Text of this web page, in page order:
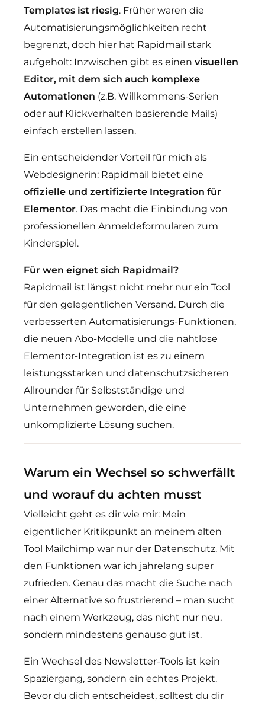
Templates ist riesig. Früher waren die
Automatisierungsmöglichkeiten recht
begrenzt, doch hier hat Rapidmail stark
aufgeholt: Inzwischen gibt es einen visuellen
Editor, mit dem sich auch komplexe
Automationen (z.B. Willkommens-Serien
oder auf Klickverhalten basierende Mails)
einfach erstellen lassen.
Ein entscheidender Vorteil für mich als
Webdesignerin: Rapidmail bietet eine
offizielle und zertifizierte Integration für
Elementor. Das macht die Einbindung von
professionellen Anmeldeformularen zum
Kinderspiel.
Für wen eignet sich Rapidmail?
Rapidmail ist längst nicht mehr nur ein Tool
für den gelegentlichen Versand. Durch die
verbesserten Automatisierungs-Funktionen,
die neuen Abo-Modelle und die nahtlose
Elementor-Integration ist es zu einem
leistungsstarken und datenschutzsicheren
Allrounder für Selbstständige und
Unternehmen geworden, die eine
unkomplizierte Lösung suchen.
Warum ein Wechsel so schwerfällt
und worauf du achten musst
Vielleicht geht es dir wie mir: Mein
eigentlicher Kritikpunkt an meinem alten
Tool Mailchimp war nur der Datenschutz. Mit
den Funktionen war ich jahrelang super
zufrieden. Genau das macht die Suche nach
einer Alternative so frustrierend – man sucht
nach einem Werkzeug, das nicht nur neu,
sondern mindestens genauso gut ist.
Ein Wechsel des Newsletter-Tools ist kein
Spaziergang, sondern ein echtes Projekt.
Bevor du dich entscheidest, solltest du dir